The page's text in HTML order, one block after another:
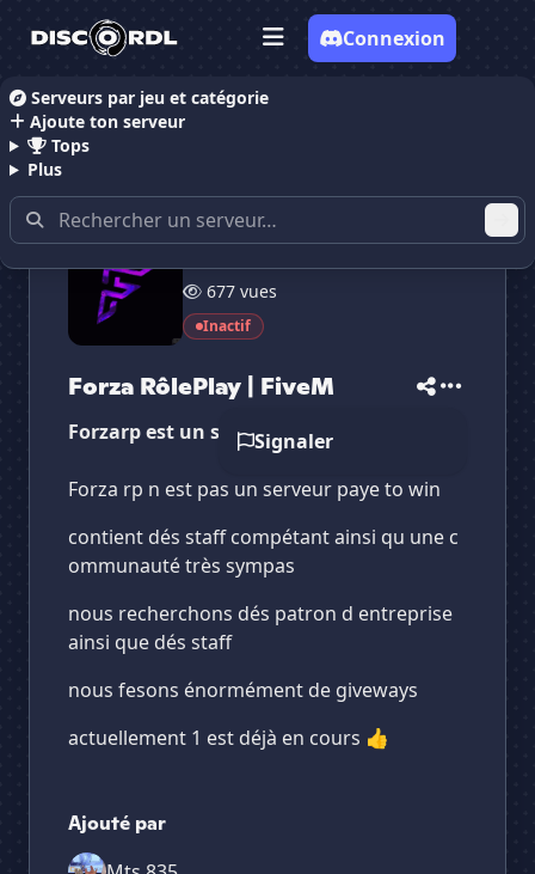
Serveurs par jeu et catégorie
Ajoute ton serveur
Tops
Plus
Connexion
Accueil Serveurs Discord RolePlay
677 vues
Inactif
Forza RôlePlay | FiveM
Signaler
Forzarp est un serveur gta rp sur fivem
Forza rp n est pas un serveur paye to win
contient dés staff compétant ainsi qu une c
ommunauté très sympas
nous recherchons dés patron d entreprise
ainsi que dés staff
nous fesons énormément de giveways
actuellement 1 est déjà en cours 👍
Ajouté par
Vote pourForza RôlePlay | ...
Forza RôlePlay ...
Es-tu sûr de vouloir supprimer ton avis de ce
serveur ?
Supprimer
Forza RôlePlay | ...